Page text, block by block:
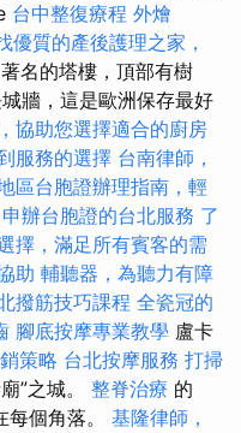
台中整復療程 外燴
優質的產後護理之家，
名的塔樓，頂部有樹
牆，這是歐洲保存最好
協助您選擇適合的廚房
服務的選擇 台南律師，
區台胞證辦理指南，輕
申辦台胞證的台北服務 了
擇，滿足所有賓客的需
助 輔聽器，為聽力有障
撥筋技巧課程 全瓷冠的
腳底按摩專業教學 盧卡
策略 台北按摩服務 打掃
”之城。 整脊治療 的
個角落。 基隆律師，